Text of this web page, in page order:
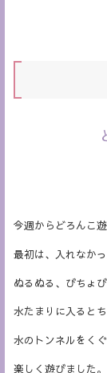
今週からどろんこ
最初は、入れなか
ぬるぬる、びちょ
水たまりに入ると
水のトンネルをく
楽しく遊びました。